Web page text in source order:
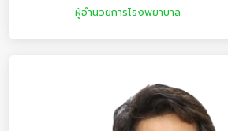
ผู้อำนวยการโรงพยาบาล